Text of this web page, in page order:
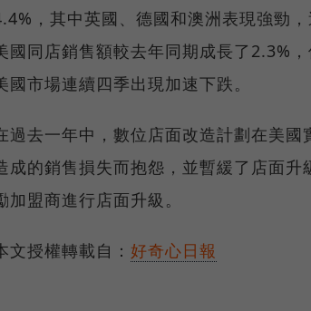
，其中英國、德國和澳洲表現強勁
國同店銷售額較去年同期成長了2.3%
國市場連續四季出現加速下跌。
過去一年中，數位店面改造計劃在美
成的銷售損失而抱怨，並暫緩了店面
加盟商進行店面升級。
文授權轉載自： 好奇心日報